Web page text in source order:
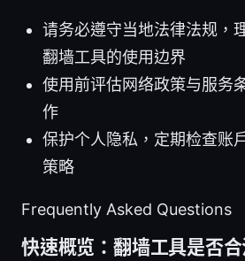
请务必遵守当地法律法规，
翻墙工具的使用边界
使用前评估网络政策与服务
作
保护个人隐私，定期检查账
策略
Frequently Asked Questions
快速概览：翻墙工具是否合